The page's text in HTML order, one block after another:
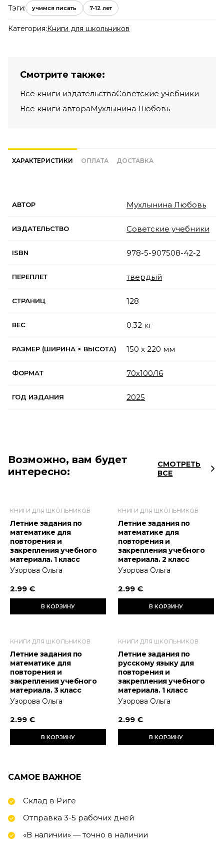
Тэги: учимся писать 7-12 лет
Категория:Книги для школьников
Смотрите также:
Все книги издательстваСоветские учебники
Все книги автораМухлынина Любовь
ХАРАКТЕРИСТИКИ ОПЛАТА ДОСТАВКА
АВТОР Мухлынина Любовь
ИЗДАТЕЛЬСТВО Советские учебники
ISBN 978-5-907508-42-2
ПЕРЕПЛЕТ твердый
СТРАНИЦ 128
ВЕС 0.32 кг
РАЗМЕР (ШИРИНА × ВЫСОТА) 150 x 220 мм
ФОРМАТ 70х100/16
ГОД ИЗДАНИЯ 2025
Возможно, вам будет
интересно:
СМОТРЕТЬ
ВСЕ
КНИГИ ДЛЯ ШКОЛЬНИКОВ
Летние задания по
математике для
повторения и
закрепления учебного
материала. 1 класс
Узорова Ольга
2.99 €
В КОРЗИНУ
КНИГИ ДЛЯ ШКОЛЬНИКОВ
Летние задания по
математике для
повторения и
закрепления учебного
материала. 2 класс
Узорова Ольга
2.99 €
В КОРЗИНУ
КНИГИ ДЛЯ ШКОЛЬНИКОВ
Летние задания по
математике для
повторения и
закрепления учебного
материала. 3 класс
Узорова Ольга
2.99 €
В КОРЗИНУ
КНИГИ ДЛЯ ШКОЛЬНИКОВ
Летние задания по
русскому языку для
повторения и
закрепления учебного
материала. 1 класс
Узорова Ольга
2.99 €
В КОРЗИНУ
САМОЕ ВАЖНОЕ
Склад в Риге
Отправка 3-5 рабочих дней
«В наличии» — точно в наличии